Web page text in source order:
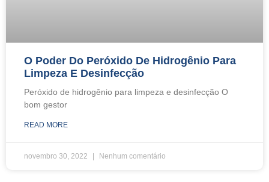
O Poder Do Peróxido De Hidrogênio Para
Limpeza E Desinfecção
Peróxido de hidrogênio para limpeza e desinfecção O
bom gestor
READ MORE
novembro 30, 2022 Nenhum comentário